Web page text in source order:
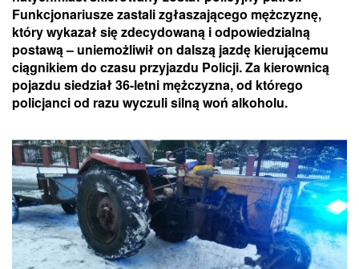
Funkcjonariusze zastali zgłaszającego mężczyznę,
który wykazał się zdecydowaną i odpowiedzialną
postawą – uniemożliwił on dalszą jazdę kierującemu
ciągnikiem do czasu przyjazdu Policji. Za kierownicą
pojazdu siedział 36-letni mężczyzna, od którego
policjanci od razu wyczuli silną woń alkoholu.